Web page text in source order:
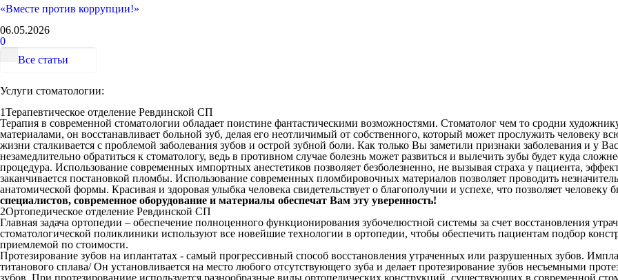
«Вместе против коррупции!»
06.05.2026
0
Все статьи
Услуги стоматологии:
1Терапевтическое отделение Ревдинской СП
Терапия в современной стоматологии обладает поистине фантастическими возможностями. Стоматолог чем то сродни
материалами, он восстанавливает больной зуб, делая его неотличимый от собственного, который может прослужить человеку
жизни сталкивается с проблемой заболевания зубов и острой зубной боли. Как только Вы заметили признаки заболевания и у
незамедлительно обратиться к стоматологу, ведь в противном случае болезнь может развиться и вылечить зубы будет куда
процедура. Использование современных импортных анестетиков позволяет безболезненно, не вызывая страха у пациента,
заканчивается постановкой пломбы. Использование современных пломбировочных материалов позволяет проводить
анатомической формы. Красивая и здоровая улыбка человека свидетельствует о благополучии и успехе, что позволяет человеку
специалистов, современное оборудование и материалы обеспечат Вам эту уверенность!
2Ортопедическое отделение Ревдинской СП
Главная задача ортопедии – обеспечение полноценного функционирования зубочелюстной системы за счет восстановления
стоматологической поликлиники используют все новейшие технологии в ортопедии, чтобы обеспечить пациентам подбор
приемлемой по стоимости.
Протезирование зубов на иплантатах - самый прогрессивный способ восстановления утраченных или разрушенных зубов.
титанового сплава/ Он установливается на место любого отсутствующего зуба и делает протезирование зубов несъемными
зубов. При протезированиие используется разнообразные виды ортопедических конструкций, существующих в современной